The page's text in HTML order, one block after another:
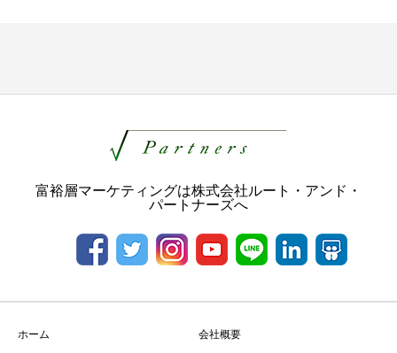
富裕層マーケティングは株式会社ルート・アンド・
パートナーズへ
ホーム
会社概要